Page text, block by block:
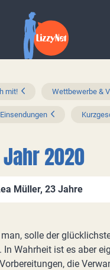
mit! Wettbewerbe &
Einsendungen
Jahr 2020
Müller, 23 Jahre
solle der
In Wahrheit ist es aber
die